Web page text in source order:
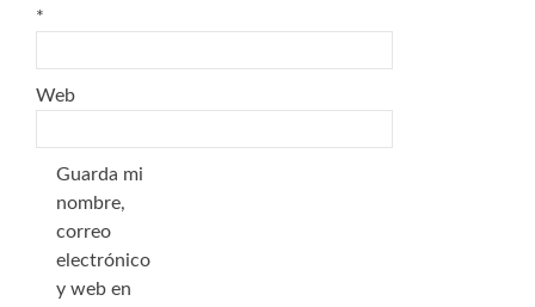
*
Web
Guarda mi
nombre,
correo
electrónico
y web en